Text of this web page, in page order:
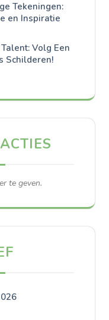
Tekeningen:
en Inspiratie
Volg Een
Schilderen!
te geven.